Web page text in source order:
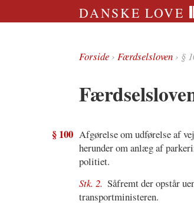
DANSKE LOVE
Forside›Færdselsloven› §
§ 100 Afgørelse om udførelse af
herunder om anlæg af
politiet.
Stk. 2. Såfremt der opstår
transportministeren.